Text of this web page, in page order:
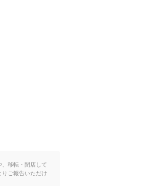
移転・閉店して
ご報告いただけ